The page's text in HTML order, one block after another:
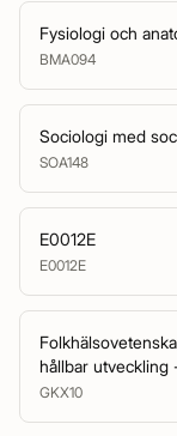
Fysiologi och
BMA094
Sociologi med
SOA148
E0012E
E0012E
hållbar utveckling
GKX10